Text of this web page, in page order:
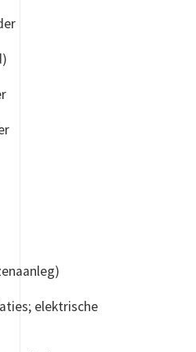
elektrische